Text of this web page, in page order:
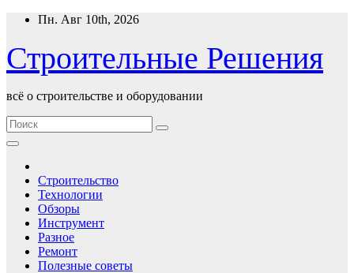
Перейти
содержимому
Пн. Авг 10th, 2026
Строительные Решения
всё о строительстве и оборудовании
Строительство
Технологии
Обзоры
Инструмент
Разное
Ремонт
Полезные советы